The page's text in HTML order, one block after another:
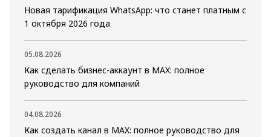
Новая тарификация WhatsApp: что станет платным с
1 октября 2026 года
05.08.2026
Как сделать бизнес-аккаунт в MAX: полное
руководство для компаний
04.08.2026
Как создать канал в MAX: полное руководство для